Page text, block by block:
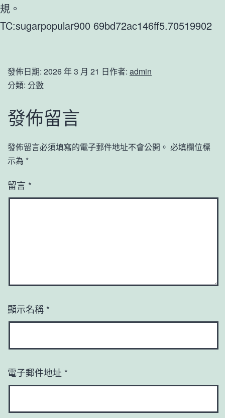
規。
TC:sugarpopular900 69bd72ac146ff5.70519902
發佈日期: 2026 年 3 月 21 日作者: admin
分類: 分數
發佈留言
發佈留言必須填寫的電子郵件地址不會公開。 必填欄位標
示為 *
留言 *
顯示名稱 *
電子郵件地址 *